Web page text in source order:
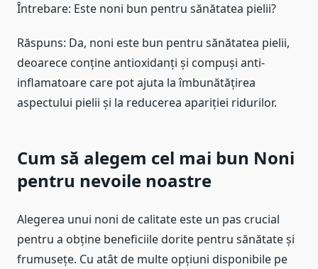
Întrebare: Este noni bun pentru sănătatea pielii?
Răspuns: Da, noni este bun pentru sănătatea pielii,
deoarece conține antioxidanți și compuși anti-
inflamatoare care pot ajuta la îmbunătățirea
aspectului pielii și la reducerea apariției ridurilor.
Cum să alegem cel mai bun Noni
pentru nevoile noastre
Alegerea unui noni de calitate este un pas crucial
pentru a obține beneficiile dorite pentru sănătate și
frumusețe. Cu atât de multe opțiuni disponibile pe